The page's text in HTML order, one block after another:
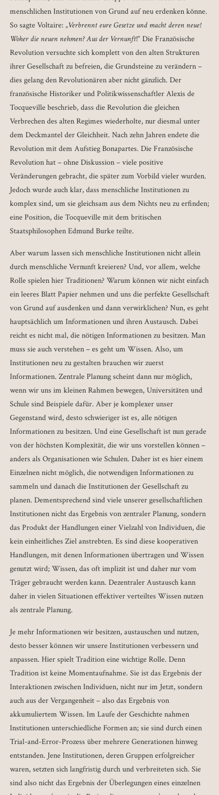
menschlichen Institutionen von Grund auf neu erdenken könne.
So sagte Voltaire: „Verbrennt eure Gesetze und macht deren neue!
Woher die neuen nehmen? Aus der Vernunft!“ Die Französische
Revolution versuchte sich komplett von den alten Strukturen
ihrer Gesellschaft zu befreien, die Grundsteine zu verändern –
dies gelang den Revolutionären aber nicht gänzlich. Der
französische Historiker und Politikwissenschaftler Alexis de
Tocqueville beschrieb, dass die Revolution die gleichen
Verbrechen des alten Regimes wiederholte, nur diesmal unter
dem Deckmantel der Gleichheit. Nach zehn Jahren endete die
Revolution mit dem Aufstieg Bonapartes. Die Französische
Revolution hat – ohne Diskussion – viele positive
Veränderungen gebracht, die später zum Vorbild vieler wurden.
Jedoch wurde auch klar, dass menschliche Institutionen zu
komplex sind, um sie gleichsam aus dem Nichts neu zu erfinden;
eine Position, die Tocqueville mit dem britischen
Staatsphilosophen Edmund Burke teilte.
Aber warum lassen sich menschliche Institutionen nicht allein
durch menschliche Vernunft kreieren? Und, vor allem, welche
Rolle spielen hier Traditionen? Warum können wir nicht einfach
ein leeres Blatt Papier nehmen und uns die perfekte Gesellschaft
von Grund auf ausdenken und dann verwirklichen? Nun, es geht
hauptsächlich um Informationen und ihren Austausch. Dabei
reicht es nicht mal, die nötigen Informationen zu besitzen. Man
muss sie auch verstehen – es geht um Wissen. Also, um
Institutionen neu zu gestalten brauchen wir zuerst
Informationen. Zentrale Planung scheint dann nur möglich,
wenn wir uns im kleinen Rahmen bewegen, Universitäten und
Schule sind Beispiele dafür. Aber je komplexer unser
Gegenstand wird, desto schwieriger ist es, alle nötigen
Informationen zu besitzen. Und eine Gesellschaft ist nun gerade
von der höchsten Komplexität, die wir uns vorstellen können –
anders als Organisationen wie Schulen. Daher ist es hier einem
Einzelnen nicht möglich, die notwendigen Informationen zu
sammeln und danach die Institutionen der Gesellschaft zu
planen. Dementsprechend sind viele unserer gesellschaftlichen
Institutionen nicht das Ergebnis von zentraler Planung, sondern
das Produkt der Handlungen einer Vielzahl von Individuen, die
kein einheitliches Ziel anstrebten. Es sind diese kooperativen
Handlungen, mit denen Informationen übertragen und Wissen
genutzt wird; Wissen, das oft implizit ist und daher nur vom
Träger gebraucht werden kann. Dezentraler Austausch kann
daher in vielen Situationen effektiver verteiltes Wissen nutzen
als zentrale Planung.
Je mehr Informationen wir besitzen, austauschen und nutzen,
desto besser können wir unsere Institutionen verbessern und
anpassen. Hier spielt Tradition eine wichtige Rolle. Denn
Tradition ist keine Momentaufnahme. Sie ist das Ergebnis der
Interaktionen zwischen Individuen, nicht nur im Jetzt, sondern
auch aus der Vergangenheit – also das Ergebnis von
akkumuliertem Wissen. Im Laufe der Geschichte nahmen
Institutionen unterschiedliche Formen an; sie sind durch einen
Trial-and-Error-Prozess über mehrere Generationen hinweg
entstanden. Jene Institutionen, deren Gruppen erfolgreicher
waren, setzten sich langfristig durch und verbreiteten sich. Sie
sind also nicht das Ergebnis der Überlegungen eines einzelnen